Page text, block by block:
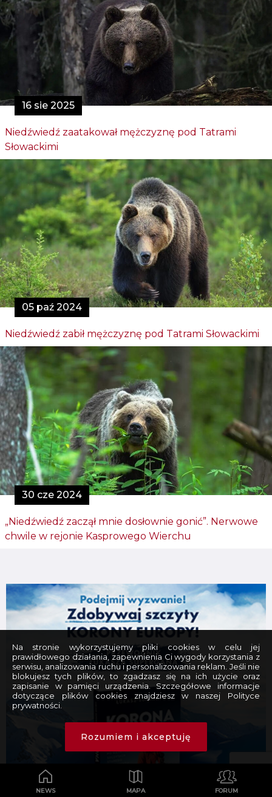
NEWS MAPA FORUM
16 sie 2025
Niedźwiedź zaatakował mężczyznę pod Tatrami
Słowackimi
05 paź 2024
Niedźwiedź zabił mężczyznę pod Tatrami Słowackimi
30 cze 2024
„Niedźwiedź zaczął mnie dosłownie gonić”. Nerwowe
chwile w rejonie Kasprowego Wierchu
Na stronie wykorzystujemy pliki cookies w celu jej
prawidłowego działania, zapewnienia Ci wygody korzystania z
serwisu, analizowania ruchu i personalizowania reklam. Jeśli nie
blokujesz tych plików, to zgadzasz się na ich użycie oraz
zapisanie w pamięci urządzenia. Szczegółowe informacje
dotyczące plików cookies znajdziesz w naszej Polityce
prywatności.
Rozumiem i akceptuję